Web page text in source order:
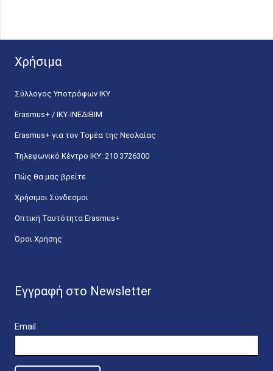
Χρήσιμα
Σύλλογος Υποτρόφων ΙΚΥ
Erasmus+ / ΙΚΥ-ΙΝΕΔΙΒΙΜ
Erasmus+ για τον Τομέα της Νεολαίας
Τηλεφωνικό Κέντρο IKY: 210 3726300
Πώς θα μας βρείτε
Χρήσιμοι Σύνδεσμοι
Οπτική Ταυτότητα Erasmus+
Όροι Χρήσης
Εγγραφή στο Newsletter
Email